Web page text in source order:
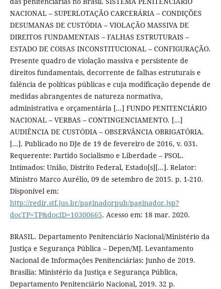
NACIONAL – SUPERLOTAÇÃO CARCERÁRIA – CONDIÇÕES
DESUMANAS DE CUSTÓDIA – VIOLAÇÃO MASSIVA DE
DIREITOS FUNDAMENTAIS – FALHAS ESTRUTURAIS –
ESTADO DE COISAS INCONSTITUCIONAL – CONFIGURAÇÃO.
Presente quadro de violação massiva e persistente de
direitos fundamentais, decorrente de falhas estruturais e
falência de políticas públicas e cuja modificação depende de
medidas abrangentes de natureza normativa,
administrativa e orçamentária [...] FUNDO PENITENCIÁRIO
NACIONAL – VERBAS – CONTINGENCIAMENTO. [...]
AUDIÊNCIA DE CUSTÓDIA – OBSERVÂNCIA OBRIGATÓRIA.
[...]. Publicado no DJe de 19 de fevereiro de 2016, v. 031.
Requerente: Partido Socialismo e Liberdade – PSOL.
Intimados: União, Distrito Federal, Estado[s][...]. Relator:
Ministro Marco Aurélio, 09 de setembro de 2015. p. 1-210.
Disponível em:
http://redir.stf.jus.br/paginadorpub/paginador.jsp?
docTP=TP&docID=10300665. Acesso em: 18 mar. 2020.
BRASIL. Departamento Penitenciário Nacional/Ministério da
Justiça e Segurança Pública – Depen/MJ. Levantamento
Nacional de Informações Penitenciárias: Junho de 2019.
Brasília: Ministério da Justiça e Segurança Pública,
Departamento Penitenciário Nacional, 2019. 32 p.